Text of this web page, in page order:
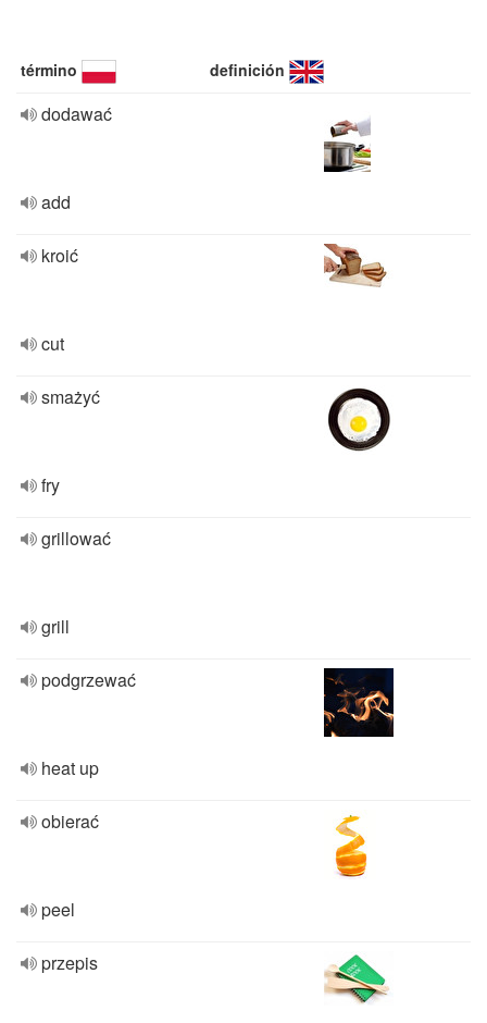
término definición
dodawać
add
kroić
cut
smażyć
fry
grillować
grill
podgrzewać
heat up
obierać
peel
przepis